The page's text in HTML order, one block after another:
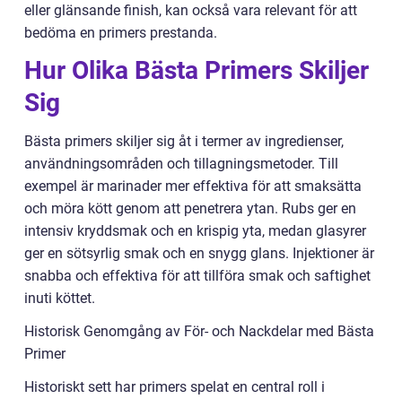
eller glänsande finish, kan också vara relevant för att
bedöma en primers prestanda.
Hur Olika Bästa Primers Skiljer
Sig
Bästa primers skiljer sig åt i termer av ingredienser,
användningsområden och tillagningsmetoder. Till
exempel är marinader mer effektiva för att smaksätta
och möra kött genom att penetrera ytan. Rubs ger en
intensiv kryddsmak och en krispig yta, medan glasyrer
ger en sötsyrlig smak och en snygg glans. Injektioner är
snabba och effektiva för att tillföra smak och saftighet
inuti köttet.
Historisk Genomgång av För- och Nackdelar med Bästa
Primer
Historiskt sett har primers spelat en central roll i